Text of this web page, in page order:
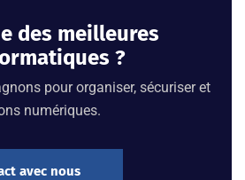
des meilleures
?
pour organiser, sécuriser et
numériques.
avec nous